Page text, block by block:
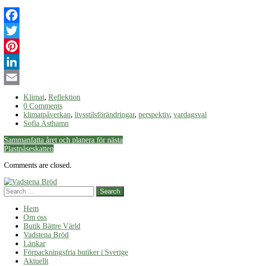
Facebook
Twitter
Pinterest
LinkedIn
Klimat, Reflektion
0 Comments
klimatpåverkan, livsstilsförändringar, perspektiv, vardagsval
Sofia Asthamn
Post
navigation
Sammanfatta året och planera för nästa
Plastpåseskatten
Comments are closed.
Search
Hem
Om oss
Butik Bättre Värld
Vadstena Bröd
Länkar
Förpackningsfria butiker i Sverige
Aktuellt